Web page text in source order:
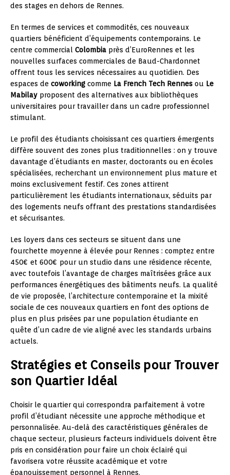
des stages en dehors de Rennes.
En termes de services et commodités, ces nouveaux
quartiers bénéficient d’équipements contemporains. Le
centre commercial Colombia près d’EuroRennes et les
nouvelles surfaces commerciales de Baud-Chardonnet
offrent tous les services nécessaires au quotidien. Des
espaces de coworking comme La French Tech Rennes ou Le
Mabilay proposent des alternatives aux bibliothèques
universitaires pour travailler dans un cadre professionnel
stimulant.
Le profil des étudiants choisissant ces quartiers émergents
diffère souvent des zones plus traditionnelles : on y trouve
davantage d’étudiants en master, doctorants ou en écoles
spécialisées, recherchant un environnement plus mature et
moins exclusivement festif. Ces zones attirent
particulièrement les étudiants internationaux, séduits par
des logements neufs offrant des prestations standardisées
et sécurisantes.
Les loyers dans ces secteurs se situent dans une
fourchette moyenne à élevée pour Rennes : comptez entre
450€ et 600€ pour un studio dans une résidence récente,
avec toutefois l’avantage de charges maîtrisées grâce aux
performances énergétiques des bâtiments neufs. La qualité
de vie proposée, l’architecture contemporaine et la mixité
sociale de ces nouveaux quartiers en font des options de
plus en plus prisées par une population étudiante en
quête d’un cadre de vie aligné avec les standards urbains
actuels.
Stratégies et Conseils pour Trouver
son Quartier Idéal
Choisir le quartier qui correspondra parfaitement à votre
profil d’étudiant nécessite une approche méthodique et
personnalisée. Au-delà des caractéristiques générales de
chaque secteur, plusieurs facteurs individuels doivent être
pris en considération pour faire un choix éclairé qui
favorisera votre réussite académique et votre
épanouissement personnel à Rennes.